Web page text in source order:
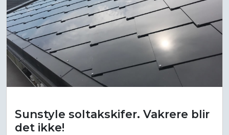
Sunstyle soltakskifer. Vakrere blir
det ikke!